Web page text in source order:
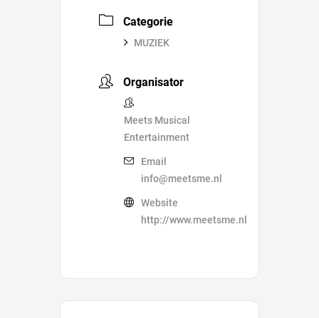
Categorie
MUZIEK
Organisator
Meets Musical
Entertainment
Email
info@meetsme.nl
Website
http://www.meetsme.nl